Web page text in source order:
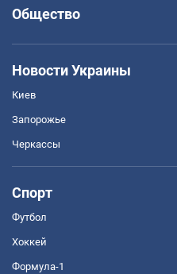
Общество
Новости Украины
Киев
Запорожье
Черкассы
Спорт
Футбол
Хоккей
Формула-1